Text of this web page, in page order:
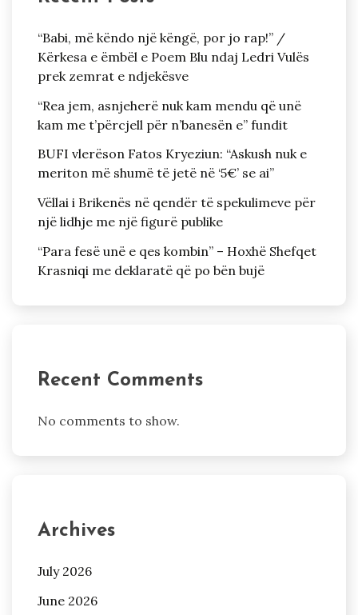
“Babi, më këndo një këngë, por jo rap!” /
Kërkesa e ëmbël e Poem Blu ndaj Ledri Vulës
prek zemrat e ndjekësve
“Rea jem, asnjeherë nuk kam mendu që unë
kam me t’përcjell për n’banesën e” fundit
BUFI vlerëson Fatos Kryeziun: “Askush nuk e
meriton më shumë të jetë në ‘5€’ se ai”
Vëllai i Brikenës në qendër të spekulimeve për
një lidhje me një figurë publike
“Para fesë unë e qes kombin” – Hoxhë Shefqet
Krasniqi me deklaratë që po bën bujë
Recent Comments
No comments to show.
Archives
July 2026
June 2026